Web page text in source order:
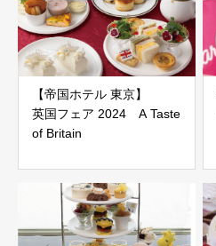
【帝国ホテル 東京】
英国フェア 2024 A Taste
of Britain